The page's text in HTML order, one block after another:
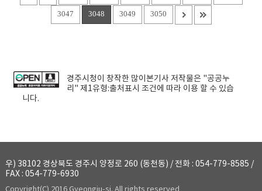
및 산림실화자에 대한 처벌규정 및 산림 내 금지행위에 대해 자세하게 수록
3047 3048 3049 3050
경주시청이 창작한 많이본기사 저작물은 "공공누
리"제1유형:출처표시 조건에 따라 이용 할 수 있습
니다.
우) 38102 경상북도 경주시 양정로 260 (동천동) / 전화 : 054-779-8585 /
FAX : 054-779-6930